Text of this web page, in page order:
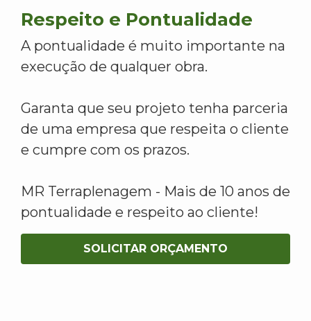
Respeito e Pontualidade
A pontualidade é muito importante na
execução de qualquer obra.
Garanta que seu projeto tenha parceria
de uma empresa que respeita o cliente
e cumpre com os prazos.
MR Terraplenagem - Mais de 10 anos de
pontualidade e respeito ao cliente!
SOLICITAR ORÇAMENTO